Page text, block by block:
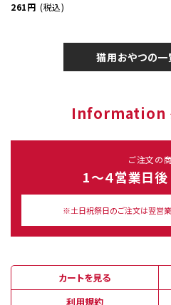
261円 (税込)
猫用おやつの一
Information
ご注文の
1～４営業日後
※土日祝祭日のご注文は翌営業
カートを見る
利用規約